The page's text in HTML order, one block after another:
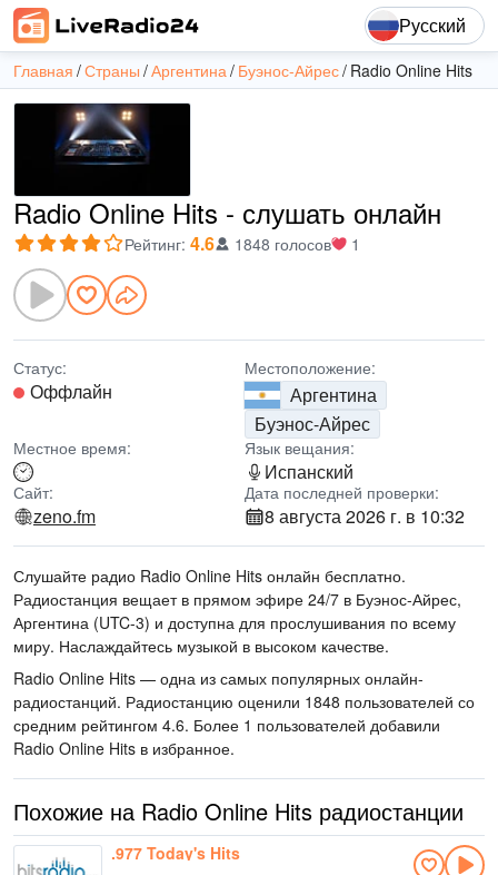
Русский
Главная Страны Аргентина Буэнос-Айрес Radio Online Hits
Radio Online Hits - слушать онлайн
Рейтинг: 4.6 1848 голосов 1
Статус:
Оффлайн
Местоположение:
Аргентина
Буэнос-Айрес
Местное время: Язык вещания:
Испанский
Сайт:
zeno.fm
Дата последней проверки:
8 августа 2026 г. в 10:32
Слушайте радио Radio Online Hits онлайн бесплатно.
Радиостанция вещает в прямом эфире 24/7 в Буэнос-Айрес,
Аргентина (UTC-3) и доступна для прослушивания по всему
миру. Наслаждайтесь музыкой в высоком качестве.
Radio Online Hits — одна из самых популярных онлайн-
радиостанций. Радиостанцию оценили 1848 пользователей со
средним рейтингом 4.6. Более 1 пользователей добавили
Radio Online Hits в избранное.
Похожие на Radio Online Hits радиостанции
.977 Today's Hits